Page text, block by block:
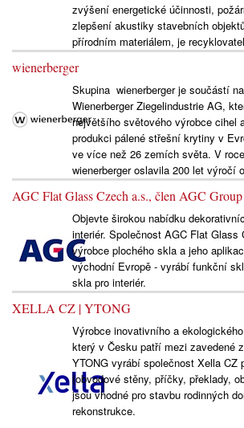
zvýšení energetické účinnosti,
zlepšení akustiky stavebních
přírodním materiálem, je
wienerberger
Skupina wienerberger je součástí
Wienerberger Ziegelindustrie AG,
největšího světového výrobce cihel
produkci pálené střešní krytiny v
ve více než 26 zemích světa. V
wienerberger oslavila 200 let výročí
AGC Flat Glass Czech a.s., člen AGC Group
Objevte širokou nabídku
interiér. Společnost AGC Flat Glass
výrobce plochého skla a jeho
východní Evropě - vyrábí funkční
skla pro interiér.
XELLA CZ | YTONG
Výrobce inovativního a
který v Česku patří mezi zavedené
YTONG vyrábí společnost Xella CZ
(obvodové stěny, příčky, překlady,
jsou vhodné pro stavbu rodinných
rekonstrukce.